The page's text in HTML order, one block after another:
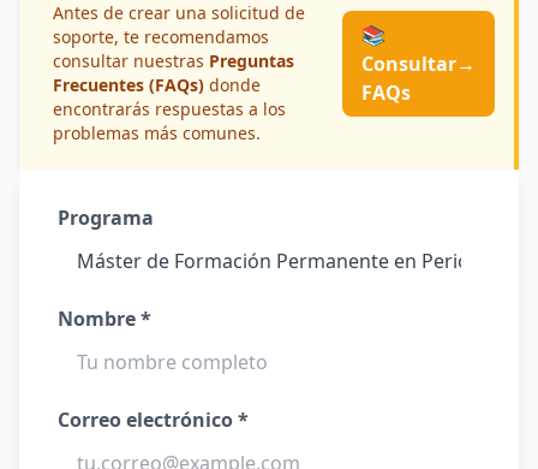
Antes de crear una solicitud de
soporte, te recomendamos
consultar nuestras Preguntas
Frecuentes (FAQs) donde
encontrarás respuestas a los
problemas más comunes.
📚
Consultar
FAQs
→
Programa
Nombre *
Correo electrónico *